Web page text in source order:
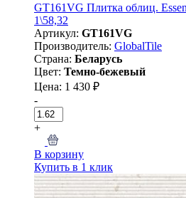
GT161VG Плитка облиц.
1\58,32
Артикул: GT161VG
Производитель: GlobalTile
Страна: Беларусь
Цвет: Темно-бежевый
Цена: 1 430 ₽
-
+
В корзину
Купить в 1 клик